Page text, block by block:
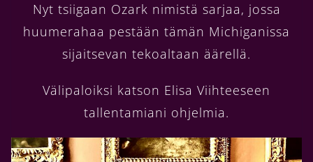
Nyt tsiigaan Ozark nimistä sarjaa, jossa
huumerahaa pestään tämän Michiganissa
sijaitsevan tekoaltaan äärellä.
Välipaloiksi katson Elisa Viihteeseen
tallentamiani ohjelmia.